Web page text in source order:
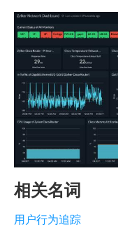
相关名词
用户行为追踪